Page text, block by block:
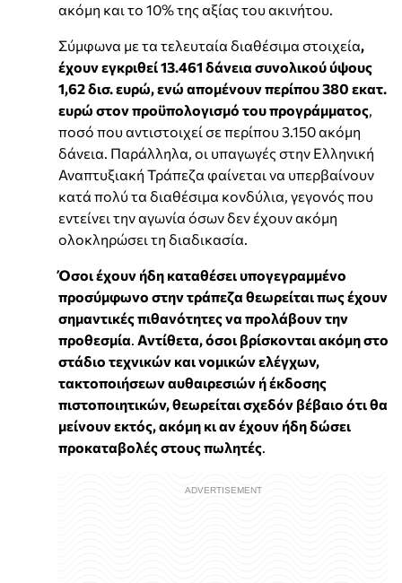
ακόμη και το 10% της αξίας του ακινήτου.
Σύμφωνα με τα τελευταία διαθέσιμα στοιχεία,
έχουν εγκριθεί 13.461 δάνεια συνολικού ύψους
1,62 δισ. ευρώ, ενώ απομένουν περίπου 380 εκατ.
ευρώ στον προϋπολογισμό του προγράμματος,
ποσό που αντιστοιχεί σε περίπου 3.150 ακόμη
δάνεια. Παράλληλα, οι υπαγωγές στην Ελληνική
Αναπτυξιακή Τράπεζα φαίνεται να υπερβαίνουν
κατά πολύ τα διαθέσιμα κονδύλια, γεγονός που
εντείνει την αγωνία όσων δεν έχουν ακόμη
ολοκληρώσει τη διαδικασία.
Όσοι έχουν ήδη καταθέσει υπογεγραμμένο
προσύμφωνο στην τράπεζα θεωρείται πως έχουν
σημαντικές πιθανότητες να προλάβουν την
προθεσμία. Αντίθετα, όσοι βρίσκονται ακόμη στο
στάδιο τεχνικών και νομικών ελέγχων,
τακτοποιήσεων αυθαιρεσιών ή έκδοσης
πιστοποιητικών, θεωρείται σχεδόν βέβαιο ότι θα
μείνουν εκτός, ακόμη κι αν έχουν ήδη δώσει
προκαταβολές στους πωλητές.